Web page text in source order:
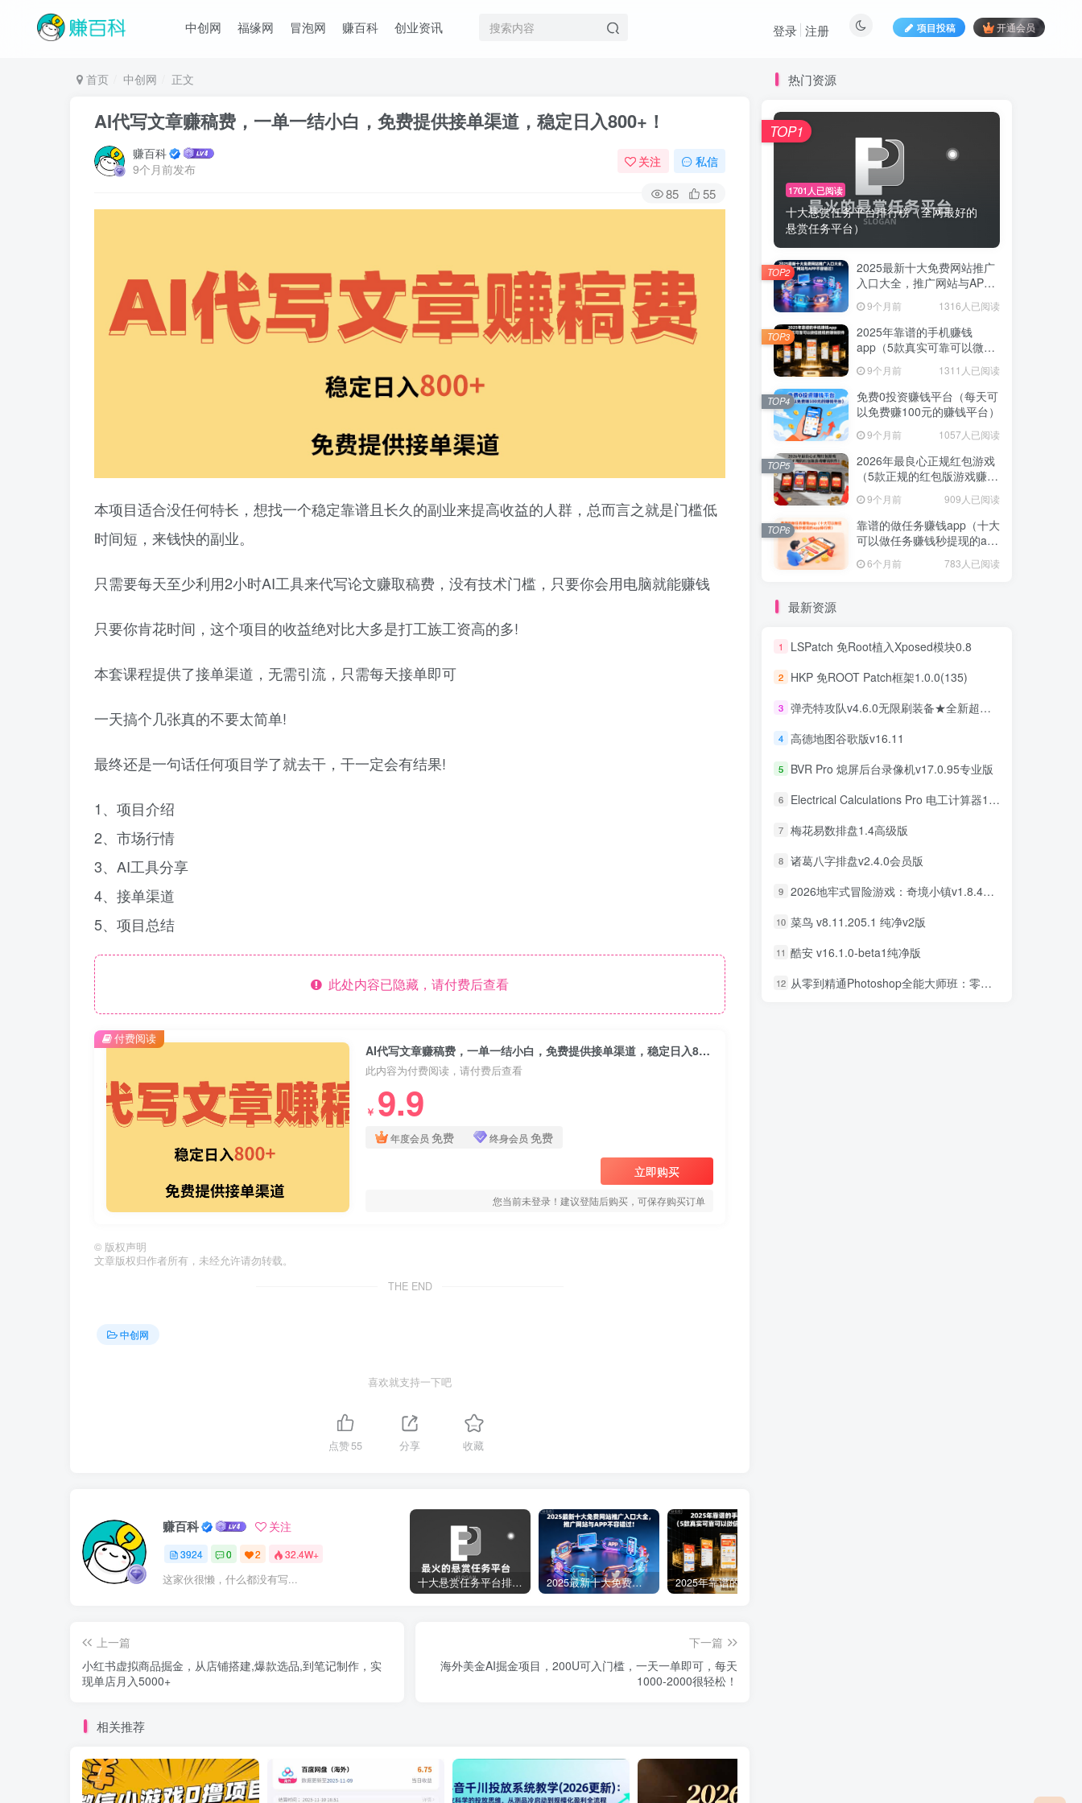
中创网 福缘网 冒泡网 赚百科 创业资讯 项目投稿 开通会员
登录 注册
首页 中创网 正文
AI代写文章赚稿费，一单一结小白，免费提供接单渠道，稳定日入800+！
赚百科
9个月前发布
关注 私信
85 55
本项目适合没任何特长，想找一个稳定靠谱且长久的副业来提高收益的人群，总而言之就是门槛低
时间短，来钱快的副业。
只需要每天至少利用2小时AI工具来代写论文赚取稿费，没有技术门槛，只要你会用电脑就能赚钱
只要你肯花时间，这个项目的收益绝对比大多是打工族工资高的多!
本套课程提供了接单渠道，无需引流，只需每天接单即可
一天搞个几张真的不要太简单!
最终还是一句话任何项目学了就去干，干一定会有结果!
1、项目介绍
2、市场行情
3、AI工具分享
4、接单渠道
5、项目总结
此处内容已隐藏，请付费后查看
AI代写文章赚稿费，一单一结小白，免费提供接单渠道，稳定日入800+！
此内容为付费阅读，请付费后查看
￥ 9.9
年度会员 免费 终身会员 免费
立即购买
您当前未登录！建议登陆后购买，可保存购买订单
付费阅读
© 版权声明
文章版权归作者所有，未经允许请勿转载。
THE END
中创网
喜欢就支持一下吧
点赞55 分享 收藏
赚百科 关注
3924 0 2 32.4W+
这家伙很懒，什么都没有写... 十大悬赏任务平台排行榜（全网最好的悬赏任务平台） 2025最新十大免费网站推广入口大全，推广网站与APP不容错过！
上一篇
小红书虚拟商品掘金，从店铺搭建,爆款选品,到笔记制作，实
现单店月入5000+
下一篇
海外美金AI掘金项目，200U可入门槛，一天一单即可，每天
1000-2000很轻松！
相关推荐
热门资源
1701人已阅读
十大悬赏任务平台排行榜（全网最好的
悬赏任务平台）
TOP1
2025最新十大免费网站推广
入口大全，推广网站与APP
9个月前 1316人已阅读
TOP2
2025年靠谱的手机赚钱
app（5款真实可靠可以微信
9个月前 1311人已阅读
TOP3
免费0投资赚钱平台（每天可
以免费赚100元的赚钱平台）
9个月前 1057人已阅读
TOP4
2026年最良心正规红包游戏
（5款正规的红包版游戏赚钱
9个月前 909人已阅读
TOP5
靠谱的做任务赚钱app（十大
可以做任务赚钱秒提现的app
6个月前 783人已阅读
TOP6
最新资源
1 LSPatch 免Root植入Xposed模块0.8
2 HKP 免ROOT Patch框架1.0.0(135)
3 弹壳特攻队v4.6.0无限刷装备★全新超爽动作射击割草游戏
4 高德地图谷歌版v16.11
5 BVR Pro 熄屏后台录像机v17.0.95专业版
6 Electrical Calculations Pro 电工计算器11.0.5专业版
7 梅花易数排盘1.4高级版
8 诸葛八字排盘v2.4.0会员版
9 2026地牢式冒险游戏：奇境小镇v1.8.411完美版
10 菜鸟 v8.11.205.1 纯净v2版
11 酷安 v16.1.0-beta1纯净版
12 从零到精通Photoshop全能大师班：零基础学PS，直通商业设计变现